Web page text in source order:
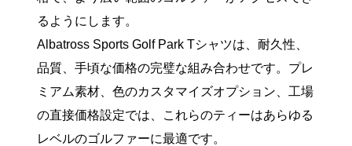
るようにします。
Albatross Sports Golf Park Tシャツは、耐久性、
品質、手頃な価格の完璧な組み合わせです。プレ
ミアム素材、色のカスタマイズオプション、工場
の直接価格設定では、これらのティーはあらゆる
レベルのゴルファーに最適です。